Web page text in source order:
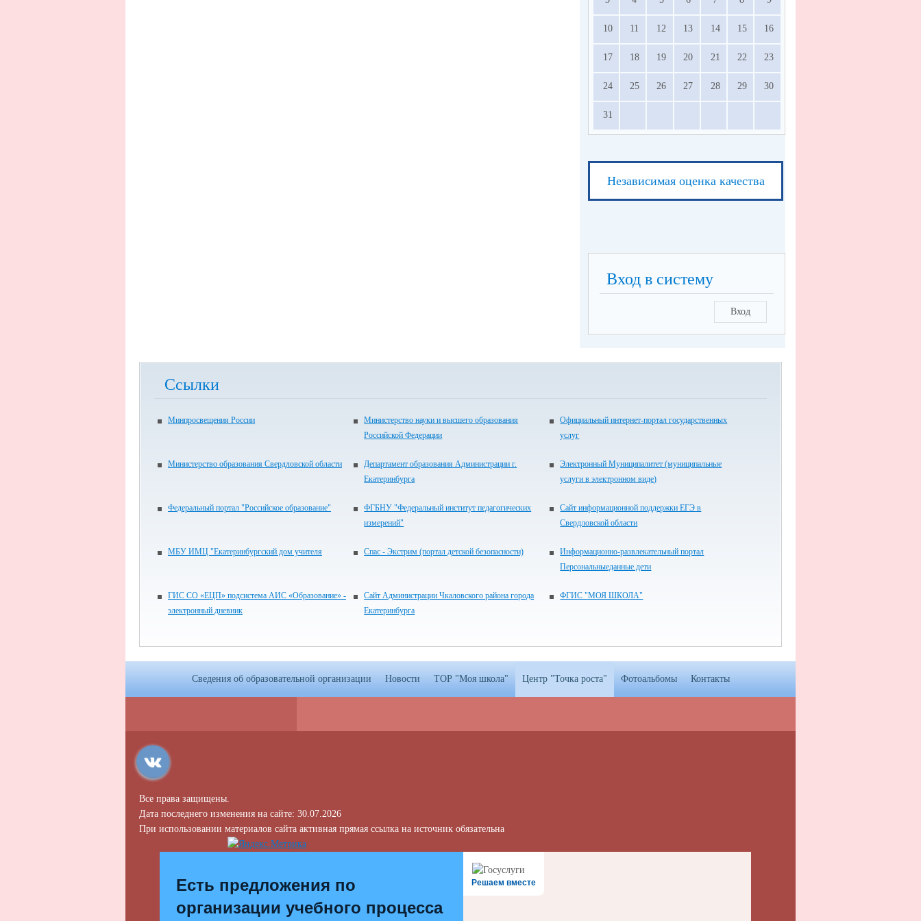
10 11 12 13 14 15 16
17 18 19 20 21 22 23
24 25 26 27 28 29 30
31
Независимая оценка качества
Вход в систему
Вход
Ссылки
Минпросвещения России
Министерство науки и высшего образования
Российской Федерации
Официальный интернет-портал государственных
услуг
Министерство образования Свердловской области
Департамент образования Администрации г.
Екатеринбурга
Электронный Муниципалитет (муниципальные
услуги в электронном виде)
Федеральный портал "Российское образование"
ФГБНУ "Федеральный институт педагогических
измерений"
Сайт информационной поддержки ЕГЭ в
Свердловской области
МБУ ИМЦ "Екатеринбургский дом учителя Спас - Экстрим (портал детской безопасности)
Информационно-развлекательный портал
Персональныеданные.дети
ГИС СО «ЕЦП» подсистема АИС «Образование» -
электронный дневник
Сайт Администрации Чкаловского района города
Екатеринбурга
ФГИС "МОЯ ШКОЛА"
Сведения об образовательной организации Новости ТОР "Моя школа" Центр "Точка роста" Фотоальбомы Контакты
Все права защищены.
Дата последнего изменения на сайте: 30.07.2026
При использовании материалов сайта активная прямая ссылка на источник обязательна
Решаем вместе
Есть предложения по
организации учебного процесса